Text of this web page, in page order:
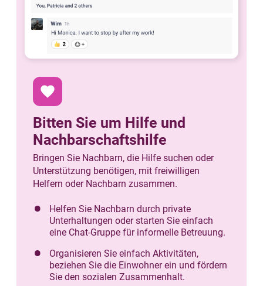
favorite
Bitten Sie um Hilfe und
Nachbarschaftshilfe
Bringen Sie Nachbarn, die Hilfe suchen oder
Unterstützung benötigen, mit freiwilligen
Helfern oder Nachbarn zusammen.
Helfen Sie Nachbarn durch private
Unterhaltungen oder starten Sie einfach
eine Chat-Gruppe für informelle Betreuung.
Organisieren Sie einfach Aktivitäten,
beziehen Sie die Einwohner ein und fördern
Sie den sozialen Zusammenhalt.